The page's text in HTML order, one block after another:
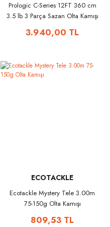
Prologic C-Series 12FT 360 cm
3.5 lb 3 Parça Sazan Olta Kamışı
3.940,00 TL
ECOTACKLE
Ecotackle Mystery Tele 3.00m
75-150g Olta Kamışı
809,53 TL